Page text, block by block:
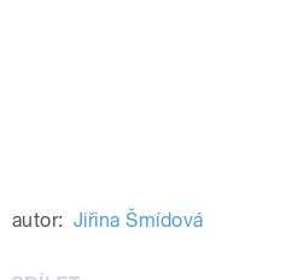
autor: Jiřina Šmídová